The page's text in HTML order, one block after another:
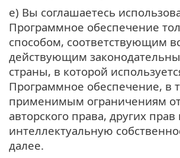
e) Вы соглашаетесь
Программное обеспечение
способом, соответствующим
действующим
страны, в которой
Программное обеспечение, в
применимым ограничениям
авторского права, других прав
интеллектуальную
далее.